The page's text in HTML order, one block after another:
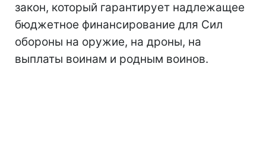
закон, который гарантирует надлежащее
бюджетное финансирование для Сил
обороны на оружие, на дроны, на
выплаты воинам и родным воинов.